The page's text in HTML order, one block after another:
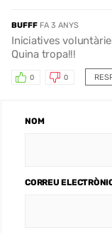
BUFFF FA 3 ANYS
Iniciatives
Quina tropa!!!
0 0
NOM
CORREU